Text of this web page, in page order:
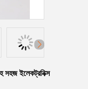
সহজ ইলেকট্রনিক্স